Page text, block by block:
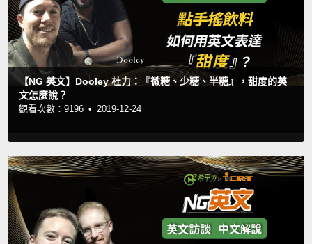
【NG 英文】Dooley 杜力：『微糖、少糖、半糖』，甜度的英
文怎麼說？
觀看次數：9196 • 2019-12-24